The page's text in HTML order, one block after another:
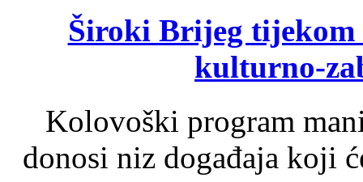
Široki Brijeg tijekom
kulturno-
Kolovoški program
donosi niz događaja koji